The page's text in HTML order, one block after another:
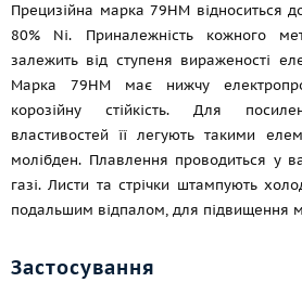
Прецизійна марка 79НМ відноситься
80% Ni. Приналежність кожного
залежить від ступеня вираженості
Марка 79НМ має нижчу
корозійну стійкість. Для
властивостей її легують такими
молібден. Плавлення проводиться у
газі. Листи та стрічки штампують
подальшим відпалом, для підвищення
Застосування